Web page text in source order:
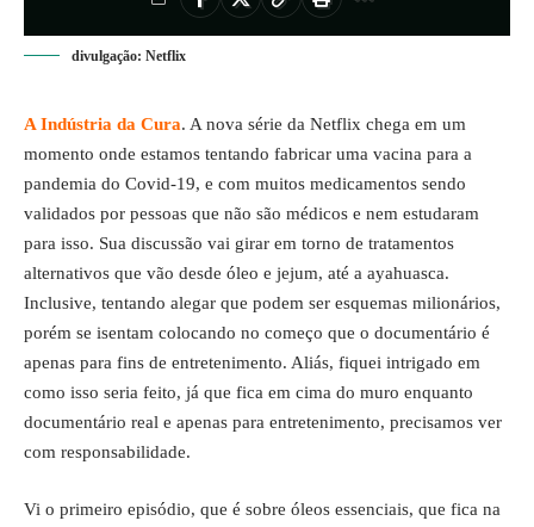
divulgação: Netflix
A Indústria da Cura. A nova série da Netflix chega em um
momento onde estamos tentando fabricar uma vacina para a
pandemia do Covid-19, e com muitos medicamentos sendo
validados por pessoas que não são médicos e nem estudaram
para isso. Sua discussão vai girar em torno de tratamentos
alternativos que vão desde óleo e jejum, até a ayahuasca.
Inclusive, tentando alegar que podem ser esquemas milionários,
porém se isentam colocando no começo que o documentário é
apenas para fins de entretenimento. Aliás, fiquei intrigado em
como isso seria feito, já que fica em cima do muro enquanto
documentário real e apenas para entretenimento, precisamos ver
com responsabilidade.
Vi o primeiro episódio, que é sobre óleos essenciais, que fica na